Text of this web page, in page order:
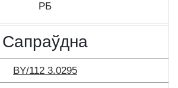
РБ
Сапраўдна
BY/112 3.0295